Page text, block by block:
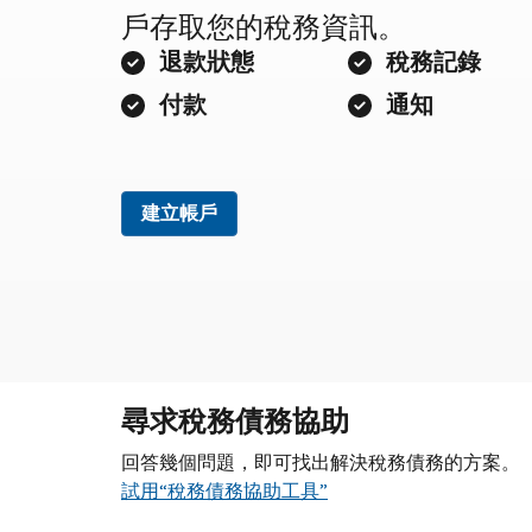
戶存取您的稅務資訊。
退款狀態
稅務記錄
付款
通知
建立帳戶
尋求稅務債務協助
回答幾個問題，即可找出解決稅務債務的方案。
試用“稅務債務協助工具”